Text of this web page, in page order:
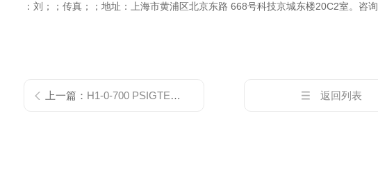
：刘；；传真；；地址：上海市黄浦区北京东路 668号科技京城东楼20C2室。咨询
上一篇： H1-0-700 PSIGTESCOM液压调节器上海总代理商 返回列表